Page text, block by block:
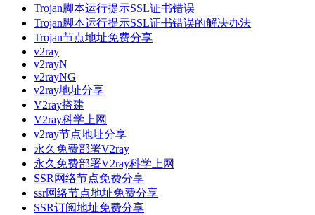
Trojan脚本运行提示SSL证书错误
Trojan脚本运行提示SSL证书错误的解决办法
Trojan节点地址免费分享
v2ray
v2rayN
v2rayNG
v2ray地址分享
V2ray搭建
V2ray科学上网
v2ray节点地址分享
永久免费部署V2ray
永久免费部署V2ray科学上网
SSR网络节点免费分享
ssr网络节点地址免费分享
SSR订阅地址免费分享